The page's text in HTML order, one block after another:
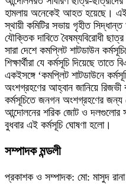
হামলায় অনেকেই আহত হয়েছে। এই
স্থায়ী কমিটির সভায় গৃহীত সিদ্ধান্ত
যৌক্তিক দাবিতে বৈষম্যবিরোধী
সারা দেশে কমপ্লিট শাটডাউন
শিক্ষার্থীরা যে কর্মসূচি দিয়েছে তাতে
একইসঙ্গে ‘কমপ্লিট শাটডাউনে
অংশগ্রহণের আহ্বান জানিয়ে
কর্মসূচিতে জনগন অংশগ্রহণের জন্য
আন্দোলনের শরিক জোট ও দলগুলোর
বুধবার এই কর্মসূচি ঘোষণা হলো।
সম্পাদক মন্ডলী
প্রকাশক ও সম্পাদক: মো: মাসুদ রানা